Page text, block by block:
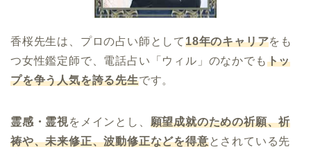
香桜先生は、プロの占い師として18年のキャリアをも
つ女性鑑定師で、電話占い「ウィル」のなかでもトッ
プを争う人気を誇る先生です。
霊感・霊視をメインとし、 願望成就のための祈願、祈
祷や、未来修正、波動修正などを得意とされている先